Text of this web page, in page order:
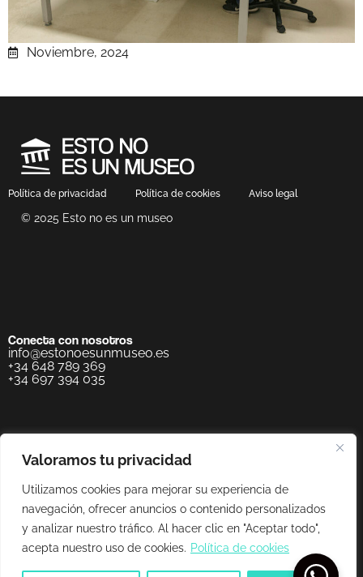
Valoramos tu privacidad
Utilizamos cookies para mejorar su experiencia de
navegación, ofrecer anuncios o contenido personalizados
y analizar nuestro tráfico. Al hacer clic en "Aceptar todo",
acepta nuestro uso de cookies. Política de cookies
Noviembre, 2024
Política de privacidad Política de cookies Aviso legal
© 2025 Esto no es un museo
Conecta con nosotros
info@estonoesunmuseo.es
+34 648 789 369
+34 697 394 035